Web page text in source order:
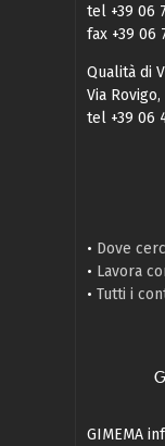
tel +39 06
fax +39 06
Qualità di
Via Rovigo,
tel +39 06
• Dove
• Lavora
• Tutti i
GIMEMA